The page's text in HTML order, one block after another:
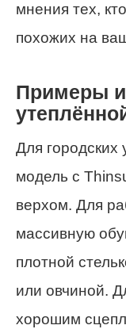
мнения тех,
похожих на
Примеры
Для городских
модель с
верхом. Для
массивную
плотной
или овчиной.
хорошим